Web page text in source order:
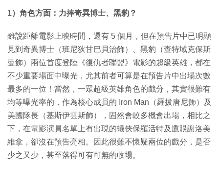
1）角色方面：力捧奇異博士、黑豹？
雖說距離電影上映時間，還有 5 個月，但在預告片中已明顯
見到奇異博士（班尼狄甘巴貝治飾）、黑豹（查特域克保斯
曼飾）兩位首度登陸《復仇者聯盟》電影的超級英雄，都在
不少重要場面中曝光，尤其前者可算是在預告片中出場次數
最多的一位！當然，一眾超級英雄角色的戲分，其實很難有
均等曝光率的，作為核心成員的 Iron Man（羅拔唐尼飾）及
美國隊長（基斯伊雲斯飾），固然會較多機會出場，相比之
下，在電影演員名單上有出現的蟻俠保羅活特及鷹眼謝洛美
維拿，卻沒在預告亮相。因此很難不懷疑兩位的戲分，是否
少之又少，甚至落得可有可無的收場。